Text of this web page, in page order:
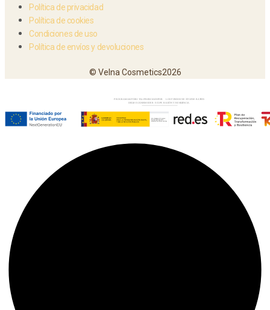
Política de privacidad
Política de cookies
Condiciones de uso
Política de envíos y devoluciones
© Velna Cosmetics2026